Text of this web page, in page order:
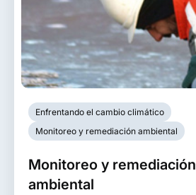
Enfrentando el cambio climático
Monitoreo y remediación ambiental
Monitoreo y remediación
ambiental